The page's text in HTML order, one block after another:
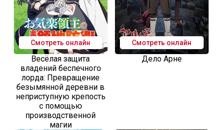
Смотреть онлайн
Весёлая защита
владений беспечного
лорда: Превращение
безымянной деревни в
неприступную крепость
с помощью
производственной
магии
Смотреть онлайн
Дело Арне